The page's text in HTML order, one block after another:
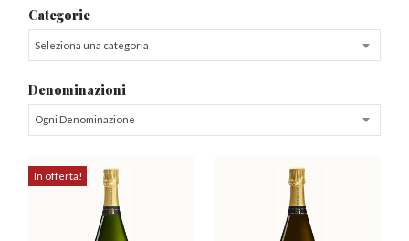
Categorie
Seleziona una categoria
Denominazioni
Ogni Denominazione
In offerta!